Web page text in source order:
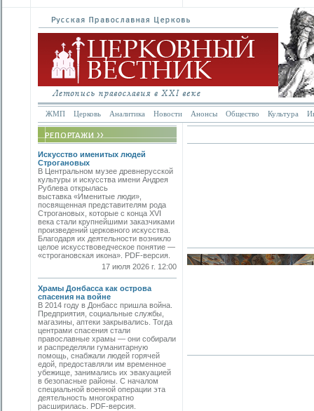
ЖМП Церковь Аналитика Новости Анонсы Общество Культура
Искусство именитых людей
Строгановых
В Центральном музее древнерусской
культуры и искусства имени Андрея
Рублева открылась
выставка «Именитые люди»,
посвященная представителям рода
Строгановых, которые с конца XVI
века стали крупнейшими заказчиками
произведений церковного искусства.
Благодаря их деятельности возникло
целое искусствоведческое понятие —
«строгановская икона». PDF-версия.
17 июля 2026 г. 12:00
Храмы Донбасса как острова
спасения на войне
В 2014 году в Донбасс пришла война.
Предприятия, социальные службы,
магазины, аптеки закрывались. Тогда
центрами спасения стали
православные храмы — они собирали
и распределяли гуманитарную
помощь, снабжали людей горячей
едой, предоставляли им временное
убежище, занимались их эвакуацией
в безопасные районы. С началом
специальной военной операции эта
деятельность многократно
расширилась. PDF-версия.